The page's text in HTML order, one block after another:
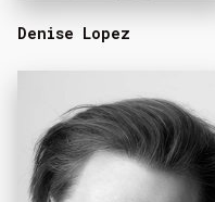
Denise Lopez